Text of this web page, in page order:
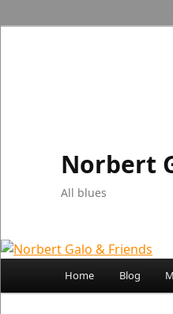
Norbert
All blues
principal
Home Blog